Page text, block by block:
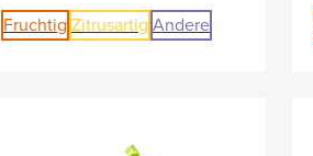
Fruchtig Zitrusartig Andere